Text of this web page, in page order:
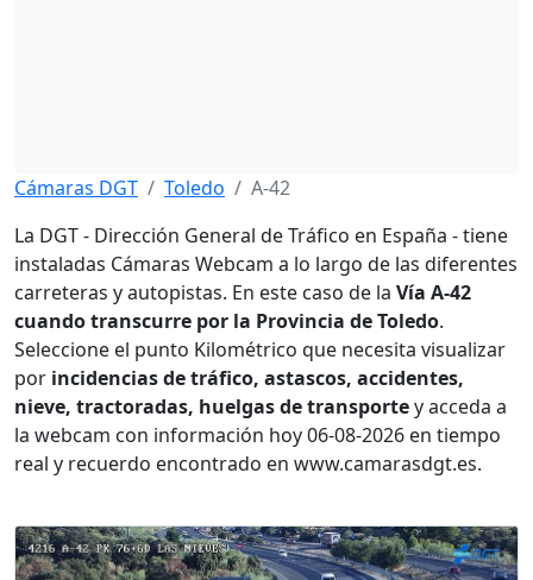
Cámaras DGT Toledo
A-42
La DGT - Dirección General de Tráfico en España - tiene
instaladas Cámaras Webcam a lo largo de las diferentes
carreteras y autopistas. En este caso de la Vía A-42
cuando transcurre por la Provincia de Toledo.
Seleccione el punto Kilométrico que necesita visualizar
por incidencias de tráfico, astascos, accidentes,
nieve, tractoradas, huelgas de transportey acceda a
la webcam con información hoy 06-08-2026 en tiempo
real y recuerdo encontrado en www.camarasdgt.es.